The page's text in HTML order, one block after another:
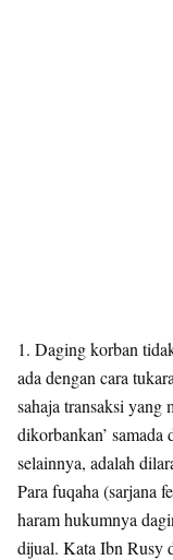
1. Daging korban
ada dengan cara
sahaja transaksi yang
dikorbankan’ samada
selainnya, adalah
Para fuqaha (sarjana
haram hukumnya
dijual. Kata Ibn Rusy